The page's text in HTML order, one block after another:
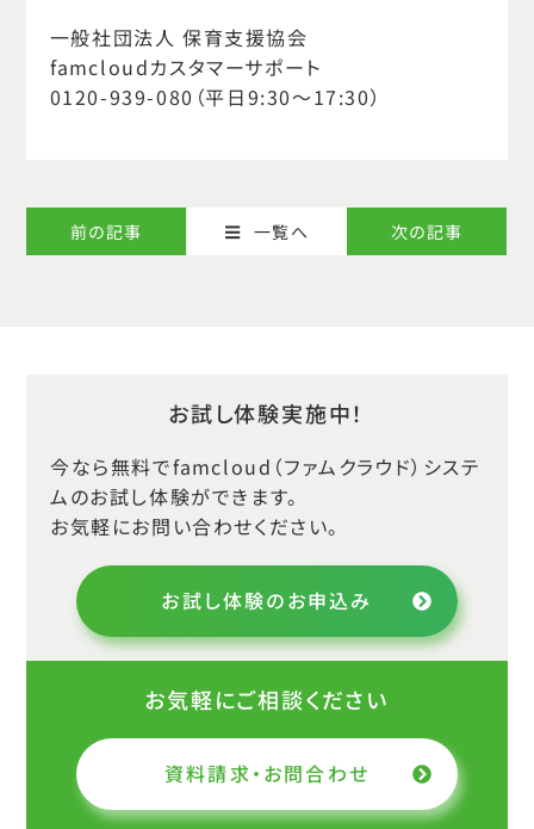
一般社団法人 保育支援協会
famcloudカスタマーサポート
0120-939-080（平日9:30～17:30）
前の記事 一覧へ 次の記事
お試し体験実施中！
今なら無料でfamcloud（ファムクラウド）システ
ムのお試し体験ができます。
お気軽にお問い合わせください。
お試し体験のお申込み
お気軽にご相談ください
資料請求・お問合わせ